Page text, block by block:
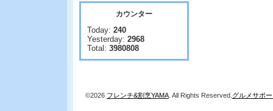
カウンター
Today: 240
Yesterday: 2968
Total: 3980808
©2026 フレンチ&割烹YAMA . All Rights Reserved. グルメサポ